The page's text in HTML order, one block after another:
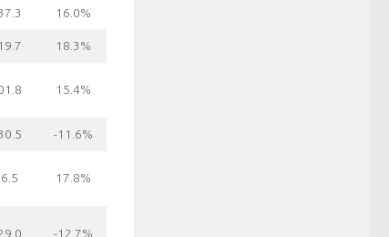
16.0%
18.3%
15.4%
-11.6%
17.8%
-12.7%